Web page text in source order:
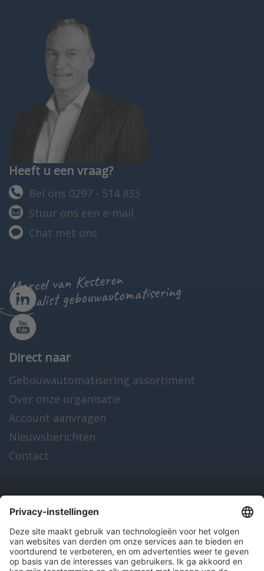
Heeft u een vraag?
Bel ons 0297 - 514 833
Stuur ons een e-mail
Chat met ons
Marcel van Kesteren
specialist gebouwautomatisering
Direct naar
Gebouwautomatisering assortiment
Over onze organisatie
Account aanvragen
Nieuwsberichten
Contact
Onze producten
en diensten
Over Hitma